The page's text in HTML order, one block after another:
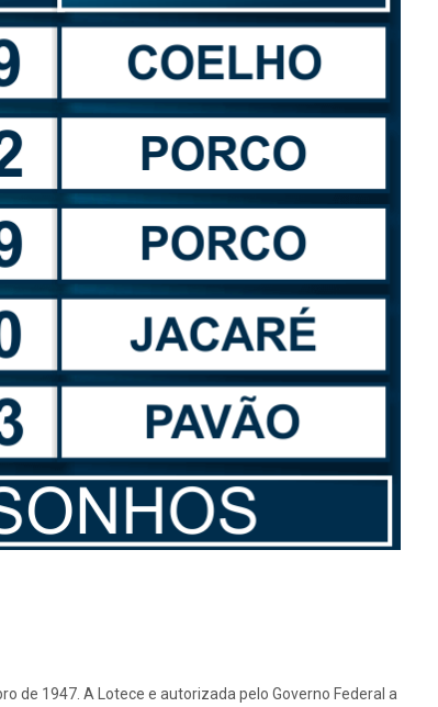
de 1947. A Lotece e autorizada pelo Governo Federal a